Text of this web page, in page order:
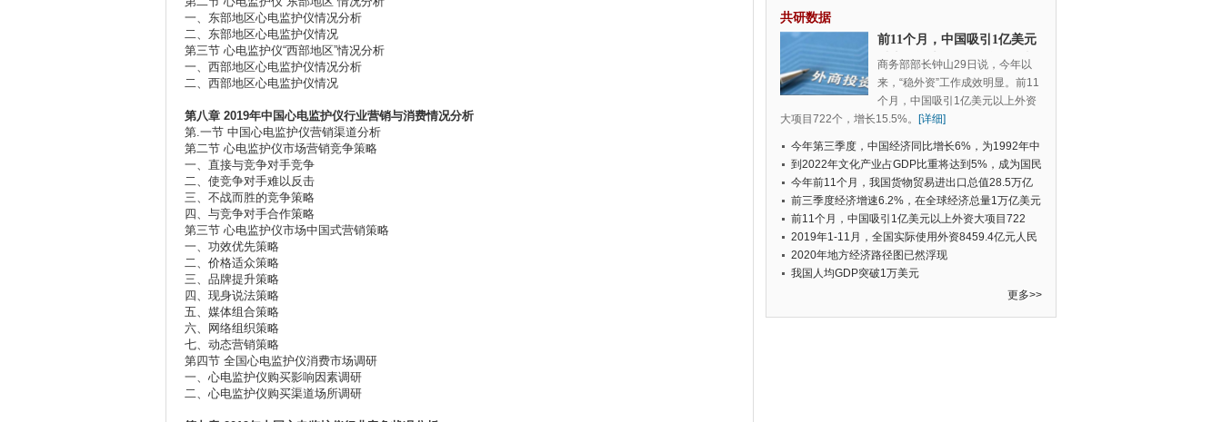
一、东部地区心电监护仪情况分析
二、东部地区心电监护仪情况
第三节 心电监护仪“西部地区”情况分析
一、西部地区心电监护仪情况分析
二、西部地区心电监护仪情况
第八章 2019年中国心电监护仪行业营销与消费情况分析
第.一节 中国心电监护仪营销渠道分析
第二节 心电监护仪市场营销竞争策略
一、直接与竞争对手竞争
二、使竞争对手难以反击
三、不战而胜的竞争策略
四、与竞争对手合作策略
第三节 心电监护仪市场中国式营销策略
一、功效优先策略
二、价格适众策略
三、品牌提升策略
四、现身说法策略
五、媒体组合策略
六、网络组织策略
七、动态营销策略
第四节 全国心电监护仪消费市场调研
一、心电监护仪购买影响因素调研
二、心电监护仪购买渠道场所调研
共研数据
前11个月，中国吸引1亿美元
以上外资大项目722个，增长
15.5%
商务部部长钟山29日说，今年以
来，“稳外资”工作成效明显。前11
个月，中国吸引1亿美元以上外资
大项目722个，增长15.5%。 [详细]
今年第三季度，中国经济同比增长6%，为1992年中
国有季度数据以来的新低
到2022年文化产业占GDP比重将达到5%，成为国民
经济支柱产业
今年前11个月，我国货物贸易进出口总值28.5万亿
元人民币，比去年同期增长2.4%
前三季度经济增速6.2%，在全球经济总量1万亿美元
以上的经济体中增速最快
前11个月，中国吸引1亿美元以上外资大项目722
个，增长15.5%
2019年1-11月，全国实际使用外资8459.4亿元人民
币，同比增长6.0%
2020年地方经济路径图已然浮现
我国人均GDP突破1万美元
更多>>